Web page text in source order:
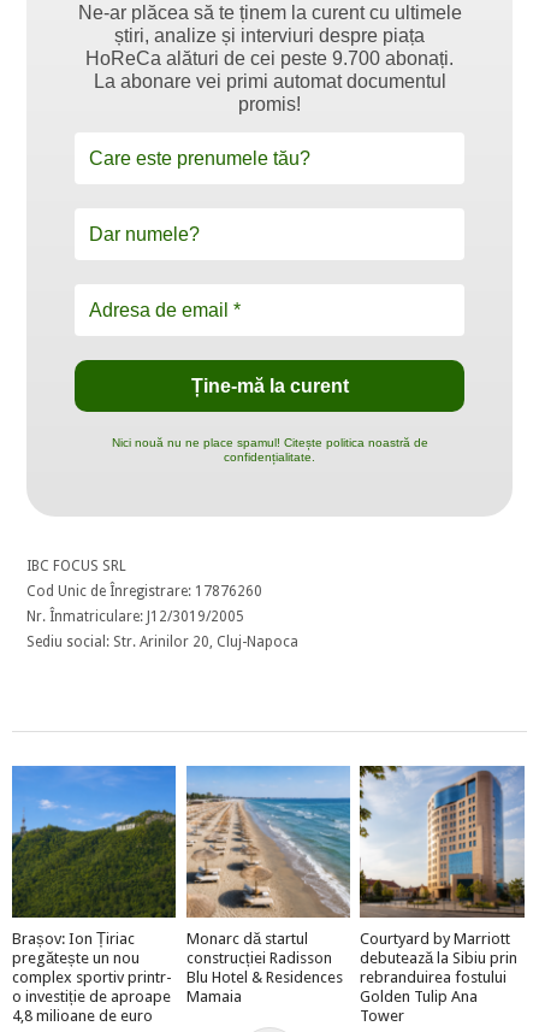
Ne-ar plăcea să te ținem la curent cu ultimele
știri, analize și interviuri despre piața
HoReCa alături de cei peste 9.700 abonați.
La abonare vei primi automat documentul
promis!
Nici nouă nu ne place spamul! Citește politica noastră de
confidențialitate.
IBC FOCUS SRL
Cod Unic de Înregistrare: 17876260
Nr. Înmatriculare: J12/3019/2005
Sediu social: Str. Arinilor 20, Cluj-Napoca
Brașov: Ion Țiriac
pregătește un nou
complex sportiv printr-
o investiție de aproape
4,8 milioane de euro
Monarc dă startul
construcției Radisson
Blu Hotel & Residences
Mamaia
Courtyard by Marriott
debutează la Sibiu prin
rebranduirea fostului
Golden Tulip Ana
Tower